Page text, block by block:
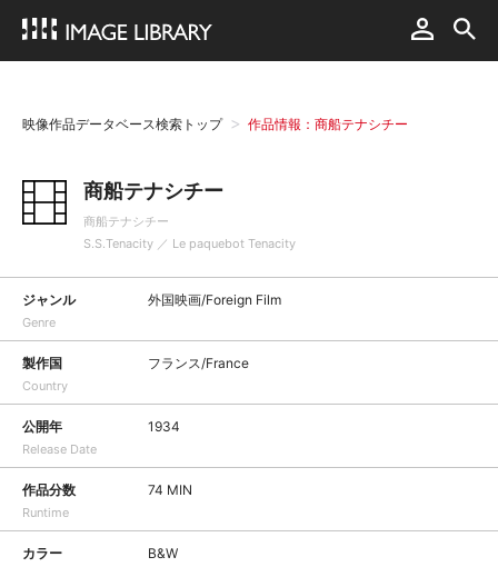
映像作品データベース検索トップ 作品情報：商船テナシチー
商船テナシチー
商船テナシチー
S.S.Tenacity ／ Le paquebot Tenacity
ジャンル
Genre
外国映画/Foreign Film
製作国
Country
フランス/France
公開年
Release Date
1934
作品分数
Runtime
74 MIN
カラー B&W